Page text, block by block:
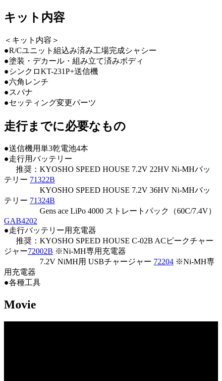
キット内容
＜キット内容＞
●R/Cユニット組込み済み工場完成シャシー
●塗装・デカール・組み立て済みボディ
●シンクロKT-231P+送信機
●六角レンチ
●スパナ
●セッティング変更パーツ
走行までに必要なもの
●送信機用単3乾電池4本
●走行用バッテリー
推奨：KYOSHO SPEED HOUSE 7.2V 22HV Ni-MHバッ
テリー 71322B
KYOSHO SPEED HOUSE 7.2V 36HV Ni-MHバッ
テリー 71324B
Gens ace LiPo 4000 ストレートパック（60C/7.4V）
GAB4202
●走行バッテリー用充電器
推奨：KYOSHO SPEED HOUSE C-02B ACピークチャー
ジャー72002B ※Ni-MH専用充電器
7.2V NiMH用 USBチャージャー 72204 ※Ni-MH専
用充電器
●各種工具
Movie